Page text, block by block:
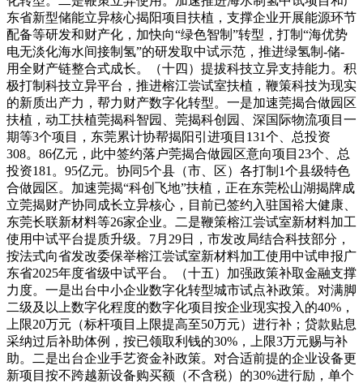
东省新型储能立异核心揭阳项目扶植，支撑企业开展能源环节
配备等研发和财产化，加快向“绿色智制”转型，打制“海优势
电无淡化海水间接制氢”的研发取中试示范，推进绿氢制-储-
用全财产链整合式成长。（十四）提拔科技立异支持能力。积
极打制科技立异平台，推进榕江尝试室扶植，鞭策科技为现实
的新质出产力，帮力财产数字化转型。一是加速莞揭合做园区
扶植，动工扶植莞揭科智园、莞揭科创园、深国际物流项目一
期等3个项目，东莞累计协帮揭阳引进项目131个、总投资
308。86亿元，此中签约落户莞揭合做园区意向项目23个、总
投资181。95亿元。协同5个县（市、区）各打制1个县级特色
合做园区。加速莞揭“科创飞地”扶植，正在东莞松山湖揭牌成
立莞揭财产协同成长立异核心，目前已签约入驻国裕大健康、
东莞长联新材料等26家企业。二是鞭策榕江尝试室新材料加工
使用中试平台提质升级。7月29日，市发改局结合科技部分，
按法式向省发改委保举榕江尝试室新材料加工使用中试申报广
东省2025年度省级中试平台。（十五）加强政策补取金融支撑
力度。一是出台中小企业数字化转型城市试点补政策。对满脚
二级及以上数字化程度的数字化项目按企业现实投入的40%，
上限20万元（标杆项目上限提高至50万元）进行补；贷款贴息
采纳过后补助体例，按已领取利钱的30%，上限3万元赐与补
助。二是出台企业手艺资金补政策。对合适前提的企业设备更
新项目按不跨越新设备购买额（不含税）的30%进行励，单个